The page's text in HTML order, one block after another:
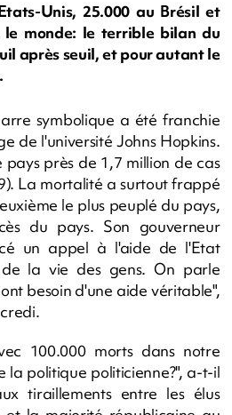
Unis, 25.000 au Brésil et
monde: le terrible bilan du
après seuil, et pour autant le
symbolique a été franchie
de l'université Johns Hopkins.
pays près de 1,7 million de cas
La mortalité a surtout frappé
le plus peuplé du pays,
du pays. Son gouverneur
un appel à l'aide de l'Etat
la vie des gens. On parle
besoin d'une aide véritable",
100.000 morts dans notre
la politique politicienne?", a-t-il
tiraillements entre les élus